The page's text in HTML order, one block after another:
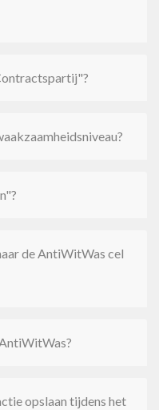
de AntiWitWas cel
opslaan tijdens het